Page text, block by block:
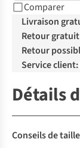
Comparer
Livraison
Retour
Retour
Service
Détails
Conseils de taille